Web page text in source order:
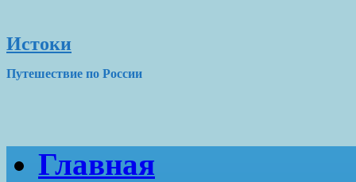
Истоки
Путешествие по России
Главная